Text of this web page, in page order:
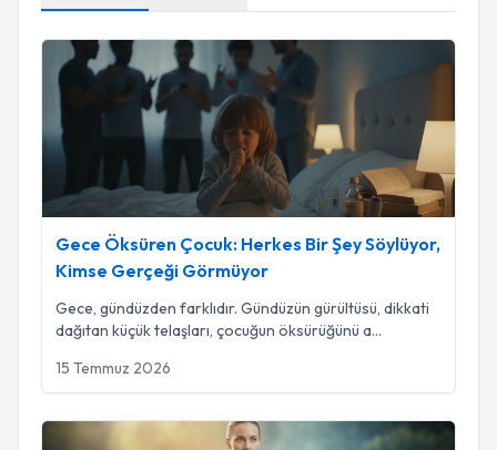
Gece Öksüren Çocuk: Herkes Bir Şey Söylüyor, Kimse
Gece Öksüren Çocuk: Herkes Bir Şey Söylüyor,
Kimse Gerçeği Görmüyor
Gece, gündüzden farklıdır. Gündüzün gürültüsü, dikkati
dağıtan küçük telaşları, çocuğun öksürüğünü a...
15 Temmuz 2026
BAĞIŞIKLIK GÜÇLENDİRME: GERÇEK Mİ, İLLÜZYON MU?